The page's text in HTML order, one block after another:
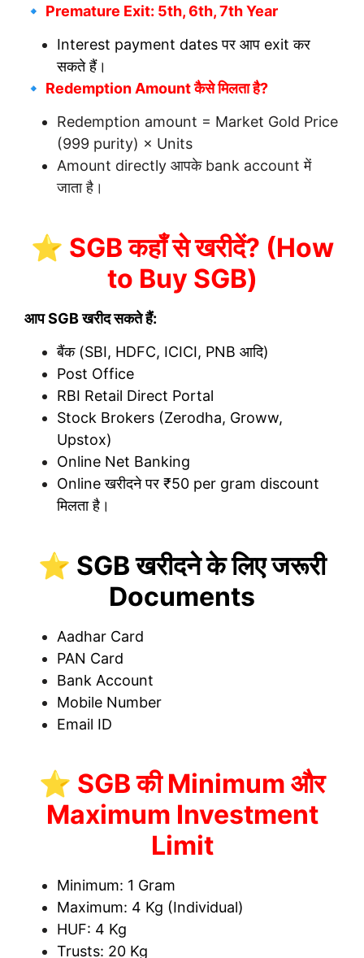
🔹 Premature Exit: 5th, 6th, 7th Year
Interest payment dates पर आप exit कर
सकते हैं।
🔹 Redemption Amount कैसे मिलता है?
Redemption amount = Market Gold Price
(999 purity) × Units
Amount directly आपके bank account में
जाता है।
⭐ SGB कहाँ से खरीदें? (How
to Buy SGB)
आप SGB खरीद सकते हैं:
बैंक (SBI, HDFC, ICICI, PNB आदि)
Post Office
RBI Retail Direct Portal
Stock Brokers (Zerodha, Groww,
Upstox)
Online Net Banking
Online खरीदने पर ₹50 per gram discount
मिलता है।
⭐ SGB खरीदने के लिए जरूरी
Documents
Aadhar Card
PAN Card
Bank Account
Mobile Number
Email ID
⭐ SGB की Minimum और
Maximum Investment
Limit
Minimum: 1 Gram
Maximum: 4 Kg (Individual)
HUF: 4 Kg
Trusts: 20 Kg